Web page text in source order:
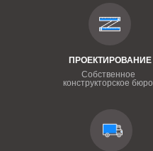
ПРОЕКТИРОВАНИЕ
Собственное
конструкторское бюро